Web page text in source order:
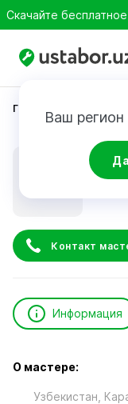
Скачайте
Ваш регион
Да
Главная
Леонид
Контакт
Информация
О мастере:
Узбекистан,